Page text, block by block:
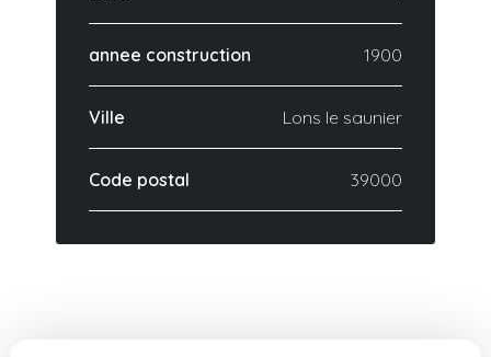
annee construction 1900
Ville Lons le saunier
Code postal 39000